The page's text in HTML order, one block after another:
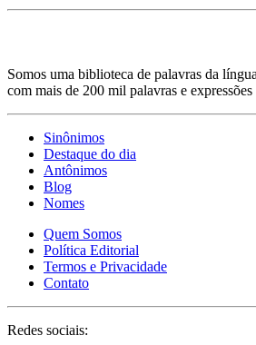
Somos uma biblioteca de palavras da
com mais de 200 mil palavras e expressões
Sinônimos
Destaque do dia
Antônimos
Blog
Nomes
Quem Somos
Política Editorial
Termos e Privacidade
Contato
Redes sociais: